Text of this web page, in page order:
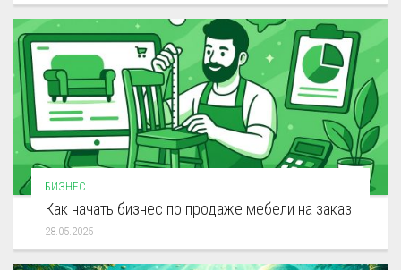
БИЗНЕС
Как начать бизнес по продаже мебели на заказ
28.05.2025